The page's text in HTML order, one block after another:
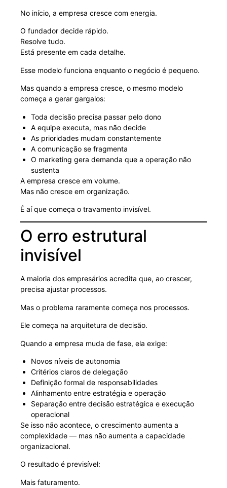
No início, a empresa cresce com energia.
O fundador decide rápido.
Resolve tudo.
Está presente em cada detalhe.
Esse modelo funciona enquanto o negócio é pequeno.
Mas quando a empresa cresce, o mesmo modelo
começa a gerar gargalos:
Toda decisão precisa passar pelo dono
A equipe executa, mas não decide
As prioridades mudam constantemente
A comunicação se fragmenta
O marketing gera demanda que a operação não
sustenta
A empresa cresce em volume.
Mas não cresce em organização.
É aí que começa o travamento invisível.
O erro estrutural
invisível
A maioria dos empresários acredita que, ao crescer,
precisa ajustar processos.
Mas o problema raramente começa nos processos.
Ele começa na arquitetura de decisão.
Quando a empresa muda de fase, ela exige:
Novos níveis de autonomia
Critérios claros de delegação
Definição formal de responsabilidades
Alinhamento entre estratégia e operação
Separação entre decisão estratégica e execução
operacional
Se isso não acontece, o crescimento aumenta a
complexidade — mas não aumenta a capacidade
organizacional.
O resultado é previsível:
Mais faturamento.